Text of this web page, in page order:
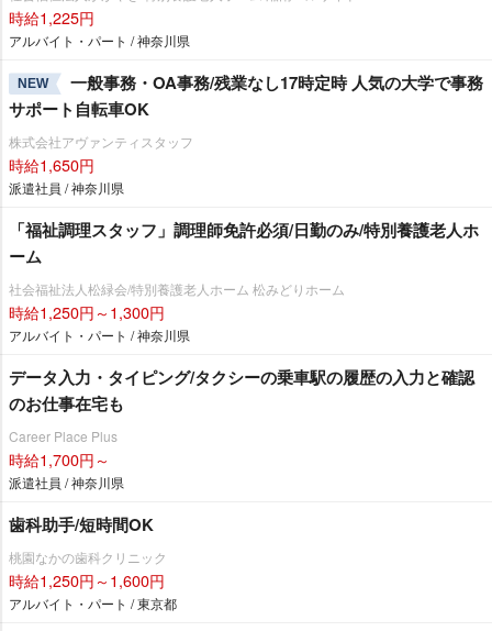
時給1,225円
アルバイト・パート / 神奈川県
NEW
一般事務・OA事務/残業なし17時定時 人気の大学で事務
サポート自転車OK
株式会社アヴァンティスタッフ
時給1,650円
派遣社員 / 神奈川県
「福祉調理スタッフ」調理師免許必須/日勤のみ/特別養護老人ホ
ーム
社会福祉法人松緑会/特別養護老人ホーム 松みどりホーム
時給1,250円～1,300円
アルバイト・パート / 神奈川県
データ入力・タイピング/タクシーの乗車駅の履歴の入力と確認
のお仕事在宅も
Career Place Plus
時給1,700円～
派遣社員 / 神奈川県
歯科助手/短時間OK
桃園なかの歯科クリニック
時給1,250円～1,600円
アルバイト・パート / 東京都